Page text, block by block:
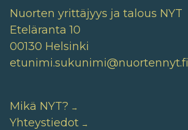
Nuorten yrittäjyys ja talous NYT
Eteläranta 10
00130 Helsinki
etunimi.sukunimi@nuortennyt.fi
Mikä NYT?
Yhteystiedot